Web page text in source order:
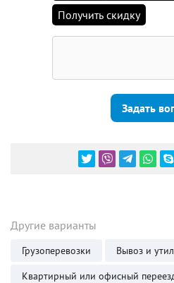
Получить скидку
Задать
Другие варианты
Грузоперевозки
Вывоз и
Квартирный или офисный